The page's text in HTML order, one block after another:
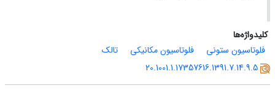
کلیدواژه‌ها
فلوتاسیون ستونی
فلوتاسیون مکانیکی
تالک
20.1001.1.17357616.1391.7.14.9.5